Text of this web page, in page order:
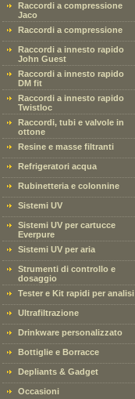
Raccordi a compressione
Jaco
Raccordi a compressione
Raccordi a innesto rapido
John Guest
Raccordi a innesto rapido
DM fit
Raccordi a innesto rapido
Twistloc
Raccordi, tubi e valvole in
ottone
Resine e masse filtranti
Refrigeratori acqua
Rubinetteria e colonnine
Sistemi UV
Sistemi UV per cartucce
Everpure
Sistemi UV per aria
Strumenti di controllo e
dosaggio
Tester e Kit rapidi per analisi
Ultrafiltrazione
Drinkware personalizzato
Bottiglie e Borracce
Depliants & Gadget
Occasioni